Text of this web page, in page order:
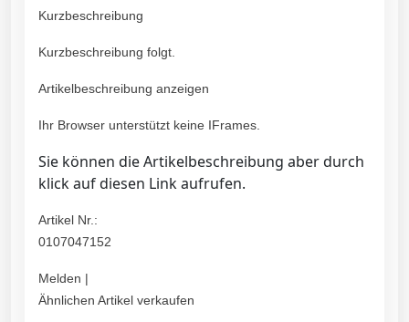
Kurzbeschreibung
Kurzbeschreibung folgt.
Artikelbeschreibung anzeigen
Ihr Browser unterstützt keine IFrames.
Sie können die Artikelbeschreibung aber durch
klick auf diesen Link aufrufen.
Artikel Nr.:
0107047152
Melden |
Ähnlichen Artikel verkaufen